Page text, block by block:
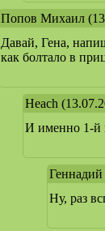
Попов Михаил
Давай, Гена,
как болтало в
Heach
И именно 1-й
Геннадий
Ну, раз